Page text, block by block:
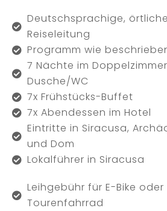
Deutschsprachige,
Reiseleitung
Programm wie
7 Nächte im
Dusche/WC
7x Frühstücks-Buffet
7x Abendessen im Hotel
Eintritte in Siracusa,
und Dom
Lokalführer in Siracusa
Leihgebühr für E-Bike
Tourenfahrrad